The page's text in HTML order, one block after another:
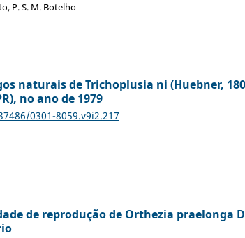
P. S. M. Botelho
naturais de Trichoplusia ni (Huebner,
no ano de 1979
0301-8059.v9i2.217
de reprodução de Orthezia praelonga